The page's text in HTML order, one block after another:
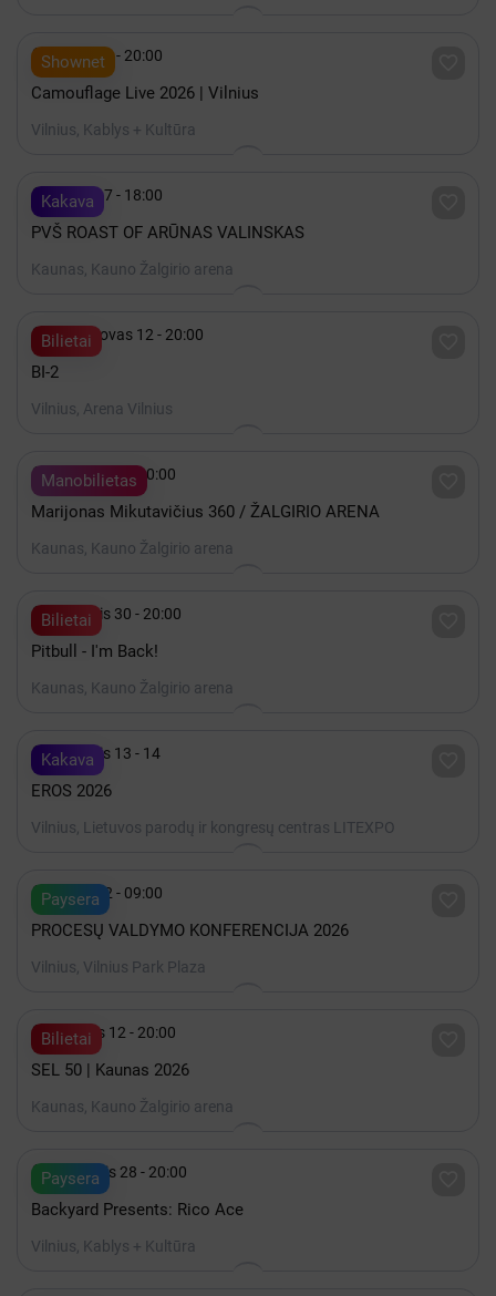
Shownet
 Spalis 15 - 20:00
Camouflage Live 2026 | Vilnius
Vilnius, Kablys + Kultūra
Kakava
 Spalis 17 - 18:00
PVŠ ROAST OF ARŪNAS VALINSKAS
Kaunas, Kauno Žalgirio arena
Bilietai
 2027 Kovas 12 - 20:00
BI-2
Vilnius, Arena Vilnius
Manobilietas
 Gruodis 19 - 20:00
Marijonas Mikutavičius 360 / ŽALGIRIO ARENA
Kaunas, Kauno Žalgirio arena
Bilietai
 Lapkritis 30 - 20:00
Pitbull - I'm Back!
Kaunas, Kauno Žalgirio arena
Kakava
 Lapkritis 13 - 14
EROS 2026
Vilnius, Lietuvos parodų ir kongresų centras LITEXPO
Paysera
 Spalis 22 - 09:00
PROCESŲ VALDYMO KONFERENCIJA 2026
Vilnius, Vilnius Park Plaza
Bilietai
 Gruodis 12 - 20:00
SEL 50 | Kaunas 2026
Kaunas, Kauno Žalgirio arena
Paysera
 Rugpjūtis 28 - 20:00
Backyard Presents: Rico Ace
Vilnius, Kablys + Kultūra